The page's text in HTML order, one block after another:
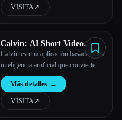
contenido tenga un aspecto pulido y
profesional.
VISITA↗︎
Calvin: AI Short Video
Creator
Calvin es una aplicación basada en la
inteligencia artificial que convierte
tus ideas habladas en vídeos cortos.
Está diseñado para simplificar el
proceso de creación de vídeos,
especialmente para el contenido de
Más detalles →
VISITA↗︎